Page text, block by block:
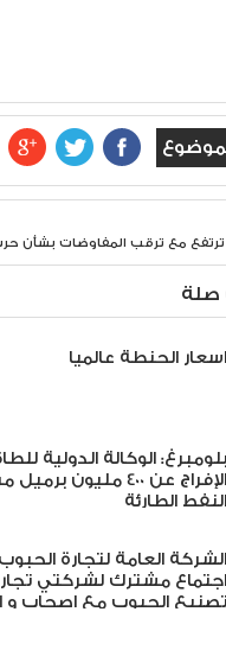
ترتفع مع ترقب المفاوضات بشأن
صلة
اسعار الحنطة عالميا
بلومبرغ: الوكالة الدولية
الإفراج عن 400 مليون
النفط الطارئة
الشركة العامة لتجارة
اجتماع مشترك لشركتي
تصنيع الحبوب مع اصحاب و